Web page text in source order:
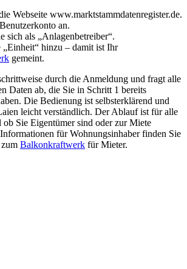
Webseite www.marktstammdatenregister.de.
an.
sich als „Anlagenbetreiber“.
„Einheit“ hinzu – damit ist Ihr
gemeint.
durch die Anmeldung und fragt alle
Daten ab, die Sie in Schritt 1 bereits
Die Bedienung ist selbsterklärend und
leicht verständlich. Der Ablauf ist für alle
ob Sie Eigentümer sind oder zur Miete
für Wohnungsinhaber finden Sie
Balkonkraftwerk für Mieter.